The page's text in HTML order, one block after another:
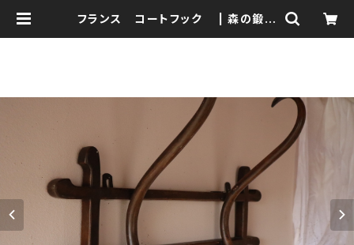
フランス コートフック | 森の鍛冶